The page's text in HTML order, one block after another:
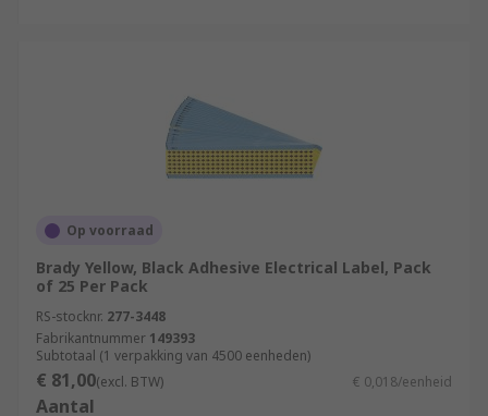
Op voorraad
Brady Yellow, Black Adhesive Electrical Label, Pack
of 25 Per Pack
RS-stocknr. 277-3448
Fabrikantnummer 149393
Subtotaal (1 verpakking van 4500 eenheden)
€ 81,00(excl. BTW) € 0,018/eenheid
Aantal